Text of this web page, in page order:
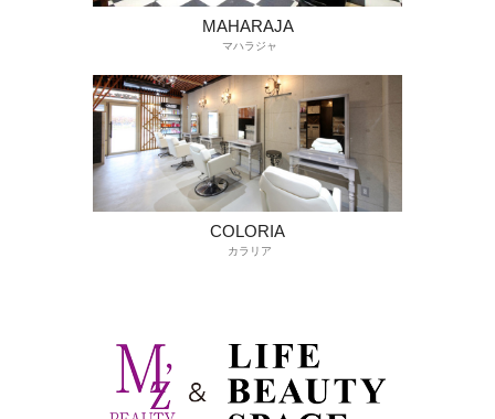
MAHARAJA
マハラジャ
COLORIA
カラリア